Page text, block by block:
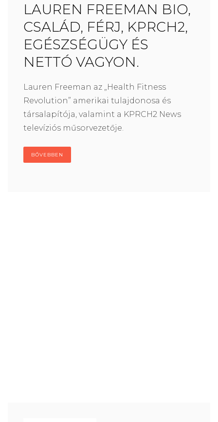
LAUREN FREEMAN BIO,
CSALÁD, FÉRJ, KPRCH2,
EGÉSZSÉGÜGY ÉS
NETTÓ VAGYON.
Lauren Freeman az „Health Fitness
Revolution” amerikai tulajdonosa és
társalapítója, valamint a KPRCH2 News
televíziós műsorvezetője.
BŐVEBBEN